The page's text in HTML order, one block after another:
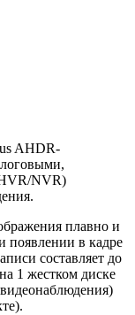
AHDR-
NVR)
плавно и
появлении в кадре
составляет до
1 жестком диске